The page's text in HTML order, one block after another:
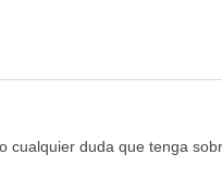
duda que tenga